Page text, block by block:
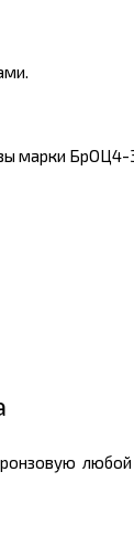
марки БрОЦ4-